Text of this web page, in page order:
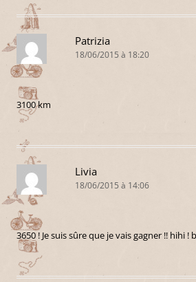
Patrizia
18/06/2015 à 18:20
3100 km
Livia
18/06/2015 à 14:06
3650 ! Je suis sûre que je vais gagner !! hihi !